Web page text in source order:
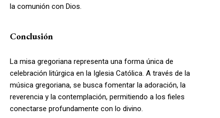
la comunión con Dios.
Conclusión
La misa gregoriana representa una forma única de
celebración litúrgica en la Iglesia Católica. A través de la
música gregoriana, se busca fomentar la adoración, la
reverencia y la contemplación, permitiendo a los fieles
conectarse profundamente con lo divino.